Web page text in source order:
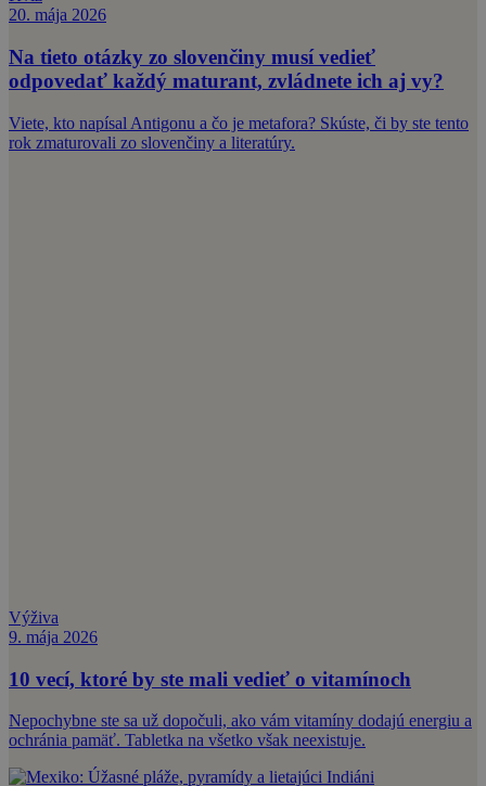
20. mája 2026
Na tieto otázky zo slovenčiny musí vedieť
odpovedať každý maturant, zvládnete ich aj vy?
Viete, kto napísal Antigonu a čo je metafora? Skúste, či by ste tento
rok zmaturovali zo slovenčiny a literatúry.
Výživa
9. mája 2026
10 vecí, ktoré by ste mali vedieť o vitamínoch
Nepochybne ste sa už dopočuli, ako vám vitamíny dodajú energiu a
ochránia pamäť. Tabletka na všetko však neexistuje.